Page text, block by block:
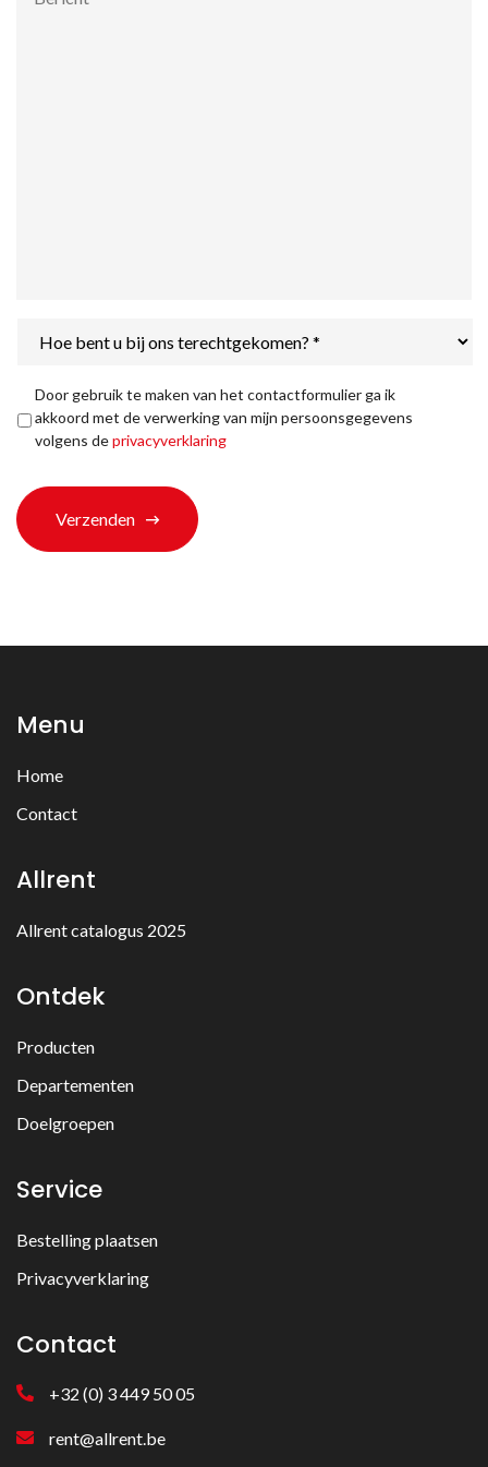
bent
ons
terechtgekomen?
Privacyverklaring *
Door gebruik te maken van het contactformulier ga ik
akkoord met de verwerking van mijn persoonsgegevens
volgens deprivacyverklaring
Verzenden
Menu
Home
Contact
Allrent
Allrent catalogus 2025
Ontdek
Producten
Departementen
Doelgroepen
Service
Bestelling plaatsen
Privacyverklaring
Contact
+32 (0) 3 449 50 05
rent@allrent.be